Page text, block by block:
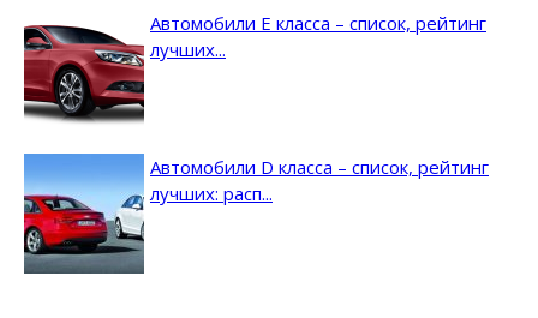
Автомобили E класса – список, рейтинг
лучших...
Автомобили D класса – список, рейтинг
лучших: расп...